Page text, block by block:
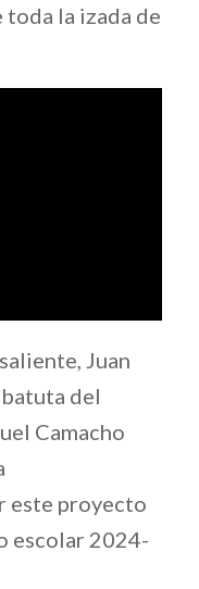
toda la izada de
Juan
del
Camacho
este proyecto
escolar 2024-